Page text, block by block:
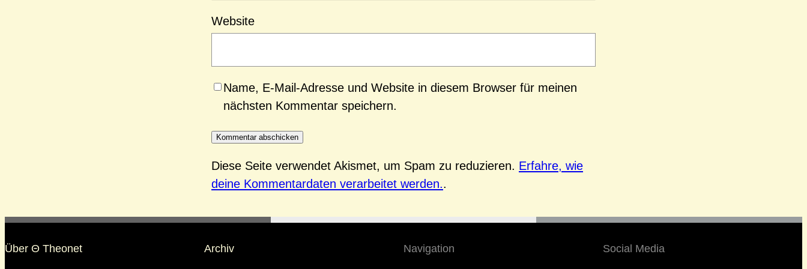
Website
Name, E-Mail-Adresse und Website in diesem Browser für meinen
nächsten Kommentar speichern.
Diese Seite verwendet Akismet, um Spam zu reduzieren. Erfahre, wie
deine Kommentardaten verarbeitet werden..
Über Θ Theonet Archiv Navigation Social Media